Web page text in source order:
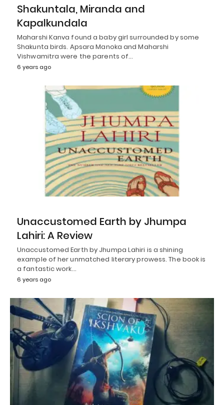
Shakuntala, Miranda and
Kapalkundala
Maharshi Kanva found a baby girl surrounded by some
Shakunta birds. Apsara Manoka and Maharshi
Vishwamitra were the parents of…
6 years ago
Unaccustomed Earth by Jhumpa
Lahiri: A Review
Unaccustomed Earth by Jhumpa Lahiri is a shining
example of her unmatched literary prowess. The book is
a fantastic work…
6 years ago